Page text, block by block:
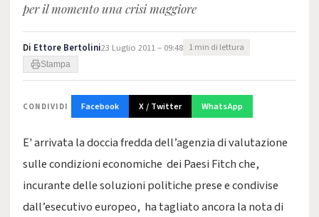
per il momento una crisi maggiore
Di Ettore Bertolini23 Luglio 2011 – 09:48 1 min di lettura
Stampa
CONDIVIDI Facebook X / Twitter WhatsApp
E' arrivata la doccia fredda dell’agenzia di valutazione
sulle condizioni economiche dei Paesi Fitch che,
incurante delle soluzioni politiche prese e condivise
dall’esecutivo europeo, ha tagliato ancora la nota di